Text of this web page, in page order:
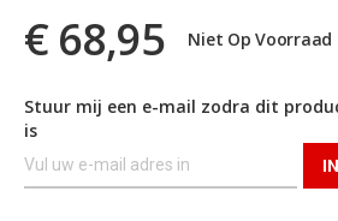
afbeeldingen-
gallerij
€ 68,95 Niet Op Voorraad
Stuur mij een e-mail zodra dit
is